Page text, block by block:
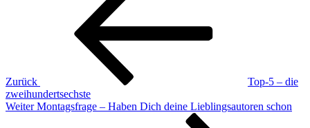
Zurück
Top-5 – die
zweihundertsechste
Nächster
Weiter Montagsfrage – Haben Dich deine Lieblingsautoren schon